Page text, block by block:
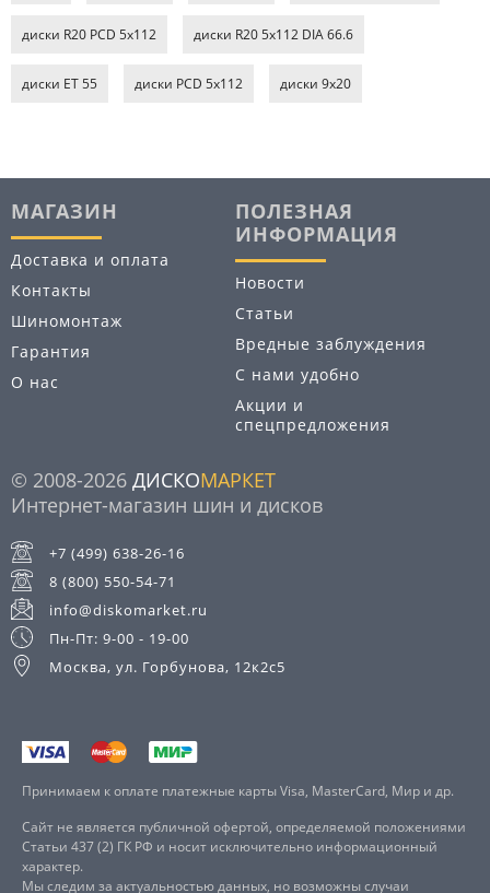
диски R20 PCD 5x112 диски R20 5x112 DIA 66.6
диски ET 55 диски PCD 5x112 диски 9х20
МАГАЗИН
Доставка и оплата
Контакты
Шиномонтаж
Гарантия
О нас
ПОЛЕЗНАЯ
ИНФОРМАЦИЯ
Новости
Статьи
Вредные заблуждения
С нами удобно
Акции и
спецпредложения
© 2008-2026 ДИСКОМАРКЕТ
Интернет-магазин шин и дисков
+7 (499) 638-26-16
8 (800) 550-54-71
info@diskomarket.ru
Пн-Пт: 9-00 - 19-00
Москва, ул. Горбунова, 12к2с5
Принимаем к оплате платежные карты Visa, MasterCard, Мир и др.
Сайт не является публичной офертой, определяемой положениями
Статьи 437 (2) ГК РФ и носит исключительно информационный
характер.
Мы следим за актуальностью данных, но возможны случаи